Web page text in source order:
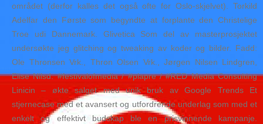
området (derfor kalles det også ofte for Oslo-skjelvet). Torkild
Adelfar den Første som begyndte at forplante den Christelige
Troe udi Dannemark. Glivetica Som del av masterprosjektet
undersøkte jeg glitching og tweaking av koder og bilder. Fadd:
Ole Thronsen Vrk., Thron Olsen Vrk., Jørgen Nilsen Lindgren,
Elise Nilsd. #festivalofmedia / #plapre / #RED Media Consulting
Linicin – økte salget med unik bruk av Google Trends Et
stjernecase med et avansert og utfordrende underlag som med et
enkelt og effektivt budskap ble en prisvinnende kampanje.